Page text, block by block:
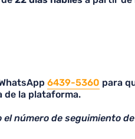
6439-5360 para
de la plataforma.
el número de seguimiento